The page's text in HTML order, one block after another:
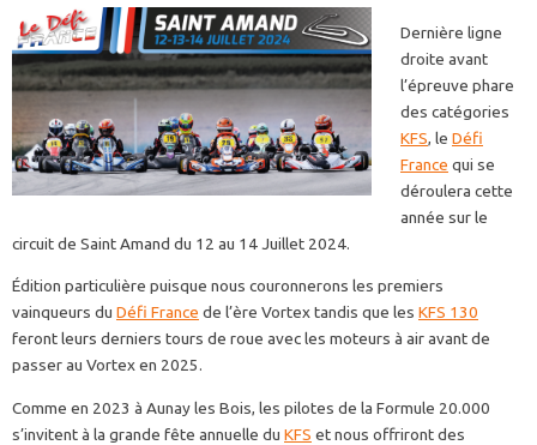
Dernière ligne
droite avant
l’épreuve phare
des catégories
KFS, le Défi
France qui se
déroulera cette
année sur le
circuit de Saint Amand du 12 au 14 Juillet 2024.
Édition particulière puisque nous couronnerons les premiers
vainqueurs du Défi France de l’ère Vortex tandis que les KFS 130
feront leurs derniers tours de roue avec les moteurs à air avant de
passer au Vortex en 2025.
Comme en 2023 à Aunay les Bois, les pilotes de la Formule 20.000
s’invitent à la grande fête annuelle du KFS et nous offriront des